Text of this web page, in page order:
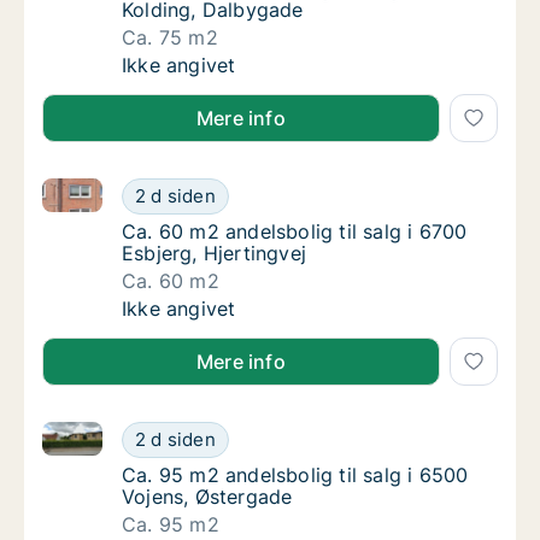
Kolding, Dalbygade
Ca. 75 m2
Ca. 75 m2 andelsbolig til salg i 6000
Ikke angivet
Mere info
Ca. 60 m2 andelsbolig til salg i 6700
2 d siden
Ca. 60 m2 andelsbolig til salg i 6700 Esbjerg,
Ca. 60 m2 andelsbolig til salg i 6700
Ca. 60 m2 andelsbolig til salg i 6700
Esbjerg, Hjertingvej
Ca. 60 m2
Ca. 60 m2 andelsbolig til salg i 6700
Ikke angivet
Mere info
Ca. 95 m2 andelsbolig til salg i 6500
2 d siden
Ca. 95 m2 andelsbolig til salg i 6500 Vojens,
Ca. 95 m2 andelsbolig til salg i 6500
Ca. 95 m2 andelsbolig til salg i 6500
Vojens, Østergade
Ca. 95 m2